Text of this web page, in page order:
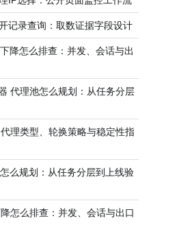
记录查询：取数证据字段设计
降怎么排查：并发、会话与出
代理池怎么规划：从任务分层
理类型、轮换策略与稳定性指
么规划：从任务分层到上线验
怎么排查：并发、会话与出口